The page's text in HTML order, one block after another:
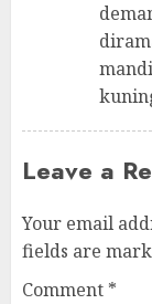
Leave a
Your email
fields are
Comment *